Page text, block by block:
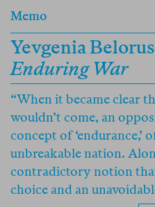
Memo
Yevgenia
Enduring War
“When it became clear
wouldn’t come, an
concept of ‘endurance,’
unbreakable nation.
contradictory notion
choice and an